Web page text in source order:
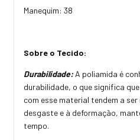
Manequim: 38
Sobre o Tecido:
Durabilidade: A poliamida é
durabilidade, o que significa
com esse material tendem a
desgaste e à deformação,
tempo.